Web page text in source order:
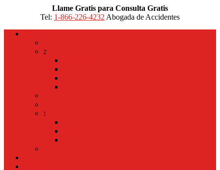
Llame Gratis para Consulta Gratis
Tel: 1-866-226-4232 Abogada de Accidentes
2
1